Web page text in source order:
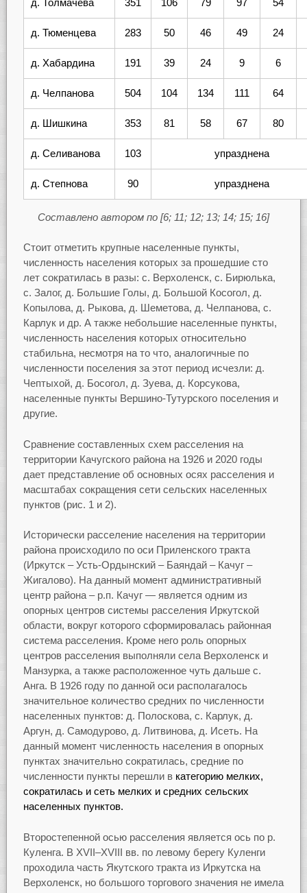
д. Тюменцева 283 50 46 49 24
д. Хабардина 191 39 24 9 6
д. Челпанова 504 104 134 111 64
д. Шишкина 353 81 58 67 80
д. Селиванова 103 упразднена
д. Степнова 90 упразднена
Составлено автором по [6; 11; 12; 13; 14; 15; 16]
Стоит отметить крупные населенные пункты,
численность населения которых за прошедшие сто
лет сократилась в разы: с. Верхоленск, с. Бирюлька,
с. Залог, д. Большие Голы, д. Большой Косогол, д.
Копылова, д. Рыкова, д. Шеметова, д. Челпанова, с.
Карлук и др. А также небольшие населенные пункты,
численность населения которых относительно
стабильна, несмотря на то что, аналогичные по
численности поселения за этот период исчезли: д.
Чептыхой, д. Босогол, д. Зуева, д. Корсукова,
населенные пункты Вершино-Тутурского поселения и
другие.
Сравнение составленных схем расселения на
территории Качугского района на 1926 и 2020 годы
дает представление об основных осях расселения и
масштабах сокращения сети сельских населенных
пунктов (рис. 1 и 2).
Исторически расселение населения на территории
района происходило по оси Приленского тракта
(Иркутск – Усть-Ордынский – Баяндай – Качуг –
Жигалово). На данный момент административный
центр района – р.п. Качуг — является одним из
опорных центров системы расселения Иркутской
области, вокруг которого сформировалась районная
система расселения. Кроме него роль опорных
центров расселения выполняли села Верхоленск и
Манзурка, а также расположенное чуть дальше с.
Анга. В 1926 году по данной оси располагалось
значительное количество средних по численности
населенных пунктов: д. Полоскова, с. Карлук, д.
Аргун, д. Самодурово, д. Литвинова, д. Исеть. На
данный момент численность населения в опорных
пунктах значительно сократилась, средние по
численности пункты перешли в категорию мелких,
сократилась и сеть мелких и средних сельских
населенных пунктов.
Второстепенной осью расселения является ось по р.
Куленга. В XVII–XVIII вв. по левому берегу Куленги
проходила часть Якутского тракта из Иркутска на
Верхоленск, но большого торгового значения не имела